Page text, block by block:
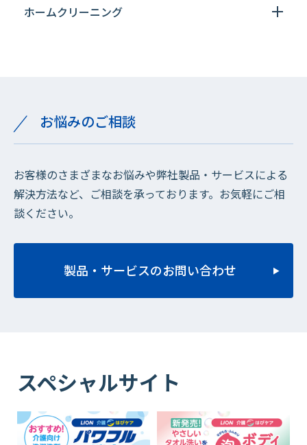
ホームクリーニング
お悩みのご相談
お客様のさまざまなお悩みや弊社製品・サービスによる
解決方法など、ご相談を承っております。お気軽にご相
談ください。
製品・サービスのお問い合わせ
スペシャルサイト